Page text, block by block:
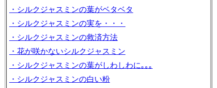
・シルクジャスミンの葉がベタベタ
・シルクジャスミンの実を・・・
・シルクジャスミンの救済方法
・花が咲かないシルクジャスミン
・シルクジャスミンの葉がしわしわに｡｡｡
・シルクジャスミンの白い粉